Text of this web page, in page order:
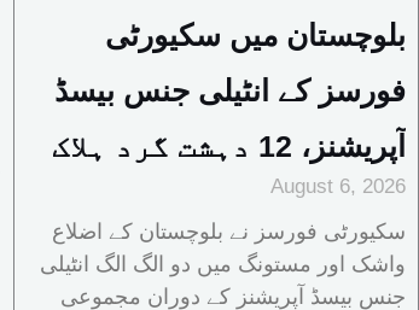
بلوچستان میں سکیورٹی
فورسز کے انٹیلی جنس بیسڈ
آپریشنز، 12 دہشت گرد ہلاک
August 6, 2026
سکیورٹی فورسز نے بلوچستان کے اضلاع
واشک اور مستونگ میں دو الگ الگ انٹیلی
جنس بیسڈ آپریشنز کے دوران مجموعی